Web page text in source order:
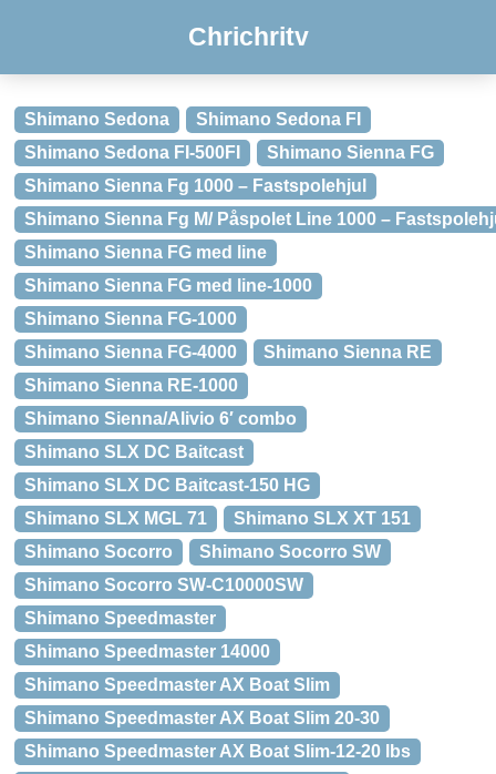
Chrichritv
Shimano Sedona
Shimano Sedona FI
Shimano Sedona FI-500FI
Shimano Sienna FG
Shimano Sienna Fg 1000 – Fastspolehjul
Shimano Sienna Fg M/ Påspolet Line 1000 –
Shimano Sienna FG med line
Shimano Sienna FG med line-1000
Shimano Sienna FG-1000
Shimano Sienna FG-4000
Shimano Sienna RE
Shimano Sienna RE-1000
Shimano Sienna/Alivio 6′ combo
Shimano SLX DC Baitcast
Shimano SLX DC Baitcast-150 HG
Shimano SLX MGL 71
Shimano SLX XT 151
Shimano Socorro
Shimano Socorro SW
Shimano Socorro SW-C10000SW
Shimano Speedmaster
Shimano Speedmaster 14000
Shimano Speedmaster AX Boat Slim
Shimano Speedmaster AX Boat Slim 20-30
Shimano Speedmaster AX Boat Slim-12-20 lbs